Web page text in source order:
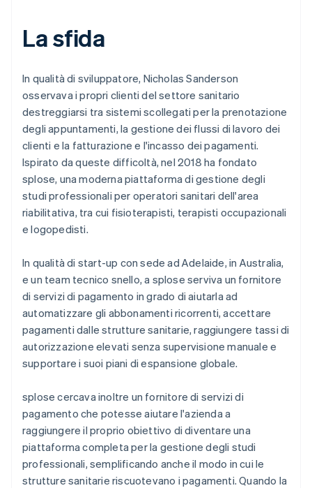
La sfida
In qualità di sviluppatore, Nicholas Sanderson
osservava i propri clienti del settore sanitario
destreggiarsi tra sistemi scollegati per la prenotazione
degli appuntamenti, la gestione dei flussi di lavoro dei
clienti e la fatturazione e l'incasso dei pagamenti.
Ispirato da queste difficoltà, nel 2018 ha fondato
splose, una moderna piattaforma di gestione degli
studi professionali per operatori sanitari dell'area
riabilitativa, tra cui fisioterapisti, terapisti occupazionali
e logopedisti.
In qualità di start-up con sede ad Adelaide, in Australia,
e un team tecnico snello, a splose serviva un fornitore
di servizi di pagamento in grado di aiutarla ad
automatizzare gli abbonamenti ricorrenti, accettare
pagamenti dalle strutture sanitarie, raggiungere tassi di
autorizzazione elevati senza supervisione manuale e
supportare i suoi piani di espansione globale.
splose cercava inoltre un fornitore di servizi di
pagamento che potesse aiutare l'azienda a
raggiungere il proprio obiettivo di diventare una
piattaforma completa per la gestione degli studi
professionali, semplificando anche il modo in cui le
strutture sanitarie riscuotevano i pagamenti. Quando la